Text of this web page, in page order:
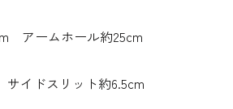
アームホール約25cm
イドスリット約6.5cm